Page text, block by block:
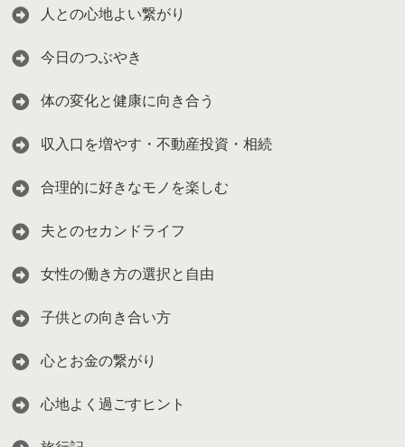
人との心地よい繋がり
今日のつぶやき
体の変化と健康に向き合う
収入口を増やす・不動産投資・相続
合理的に好きなモノを楽しむ
夫とのセカンドライフ
女性の働き方の選択と自由
子供との向き合い方
心とお金の繋がり
心地よく過ごすヒント